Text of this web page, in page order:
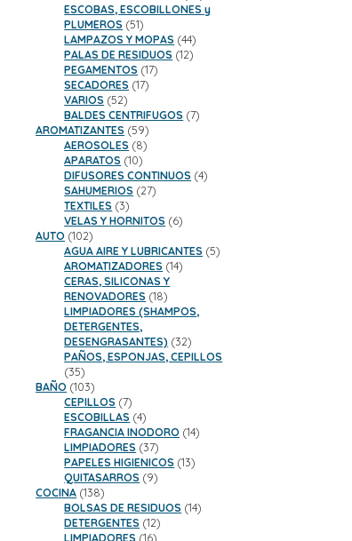
productos
ESCOBAS, ESCOBILLONES y
PLUMEROS 5151
productos
LAMPAZOS Y MOPAS 4444
productos
PALAS DE RESIDUOS 1212
PEGAMENTOS 1717
SECADORES 1717
VARIOS 5252
productos
BALDES CENTRIFUGOS 77
AROMATIZANTES 5959
productos
AEROSOLES 88
APARATOS 1010
productos
DIFUSORES CONTINUOS 44
SAHUMERIOS 2727
TEXTILES 33
productos
VELAS Y HORNITOS 66
AUTO 102102
productos
AGUA AIRE Y LUBRICANTES 55
AROMATIZADORES 1414
CERAS, SILICONAS Y
RENOVADORES 1818
productos
LIMPIADORES (SHAMPOS,
DETERGENTES,
DESENGRASANTES) 3232
productos
PAÑOS, ESPONJAS, CEPILLOS
3535
productos
BAÑO 103103
productos
CEPILLOS 77
productos
ESCOBILLAS 44
productos
FRAGANCIA INODORO 1414
LIMPIADORES 3737
productos
PAPELES HIGIENICOS 1313
QUITASARROS 99
COCINA 138138
productos
BOLSAS DE RESIDUOS 1414
DETERGENTES 1212
productos
LIMPIADORES 1616